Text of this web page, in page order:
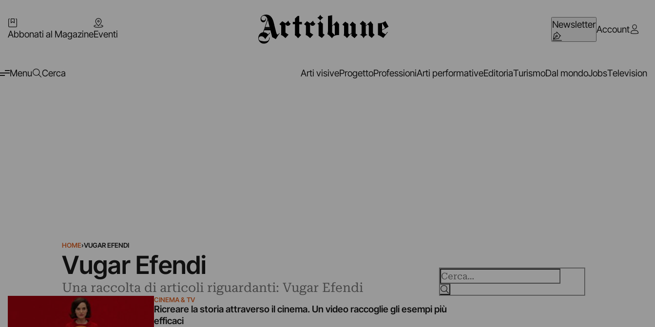
Abbonati al MagazineEventi
NewsletterAccount
Menu Cerca Arti visiveProgettoProfessioniArti performativeEditoriaTurismoDal mondoJobsTelevision
HOME›VUGAR EFENDI
Vugar Efendi
Una raccolta di articoli riguardanti: Vugar Efendi
CINEMA & TV
Ricreare la storia attraverso il cinema. Un video raccoglie gli esempi più
efficaci